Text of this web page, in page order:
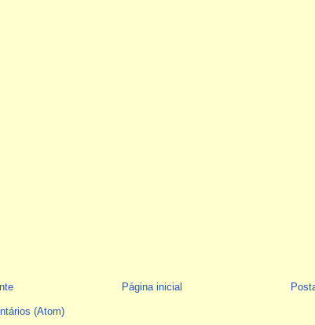
Página inicial
(Atom)